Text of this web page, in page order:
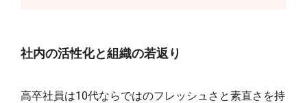
社内の活性化と組織の若返り
高卒社員は10代ならではのフレッシュさと素直さを持